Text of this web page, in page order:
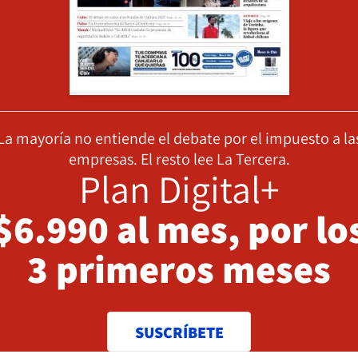
mayoría no entiende el debate por el impuesto a
empresas. El resto lee La Tercera.
Plan Digital+
al mes, por
3 primeros meses
SUSCRÍBETE